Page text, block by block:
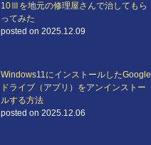
10Ⅲを地元の修理屋さんで治してもら
ってみた
posted on 2025.12.09
Windows11にインストールしたGoogle
ドライブ（アプリ）をアンインストー
ルする方法
posted on 2025.12.06